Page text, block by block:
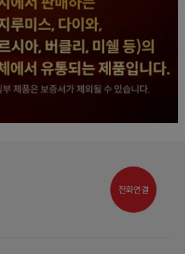
전화연결